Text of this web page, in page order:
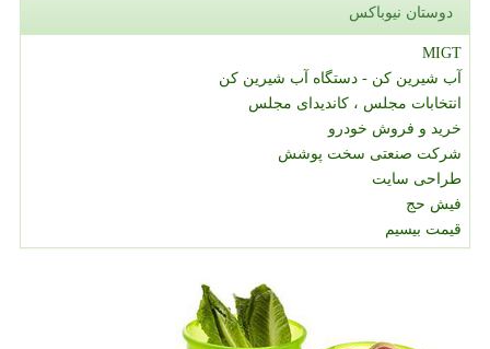
دوستان نیوباکس
MIGT
آب شیرین کن - دستگاه آب شیرین کن
انتخابات مجلس ، کاندیدای مجلس
خرید و فروش خودرو
شرکت صنعتی سخت پوشش
طراحی سایت
فیش حج
قیمت بیسیم